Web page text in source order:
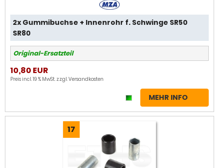
2x Gummibuchse + Innenrohr f. Schwinge SR50
SR80
Original-Ersatzteil
10,80 EUR
Preis incl. 19 % MwSt. zzgl.Versandkosten
MEHR INFO
17